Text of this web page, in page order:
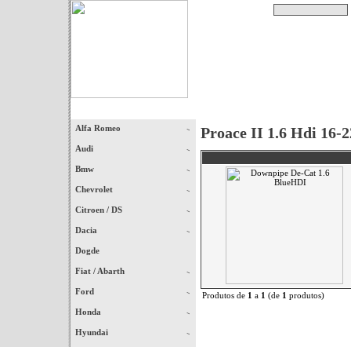
Alfa Romeo
Audi
Bmw
Chevrolet
Citroen / DS
Dacia
Dogde
Fiat / Abarth
Ford
Honda
Hyundai
Proace II 1.6 Hdi 16-
Produtos de 1 a 1 (de 1 produtos)